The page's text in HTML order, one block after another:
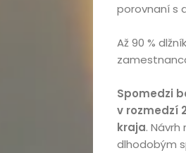
porovnaní s
Až 90 %
Spomedzi
v rozmedzí
kraja.
dlhodobým